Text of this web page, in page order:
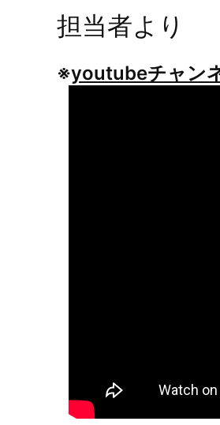
担当者より
※youtubeチャン